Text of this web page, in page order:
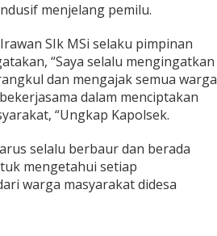
menjelang pemilu.
SIk MSi selaku pimpinan
“Saya selalu mengingatkan
dan mengajak semua warga
dalam menciptakan
“Ungkap Kapolsek.
selalu berbaur dan berada
mengetahui setiap
warga masyarakat didesa